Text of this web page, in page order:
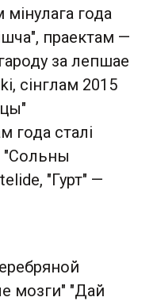
года
праектам —
за лепшае
сінглам 2015
года сталі
"Сольны
"Гурт" —
мозги" "Дай